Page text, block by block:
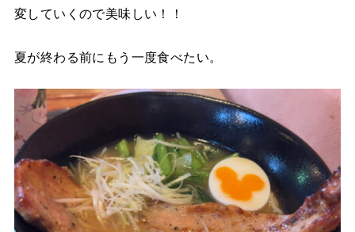
変していくので美味しい！！
夏が終わる前にもう一度食べたい。